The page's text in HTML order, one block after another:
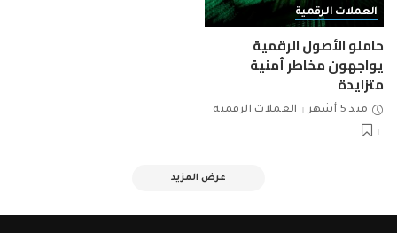
العملات الرقمية
حاملو الأصول الرقمية
يواجهون مخاطر أمنية
متزايدة
منذ 5 أشهر العملات الرقمية
عرض المزيد